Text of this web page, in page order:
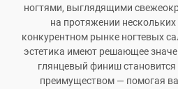
ногтями, выглядящими
на протяжении
конкурентном рынке ногтевых
эстетика имеют решающее
глянцевый финиш
преимуществом — помогая